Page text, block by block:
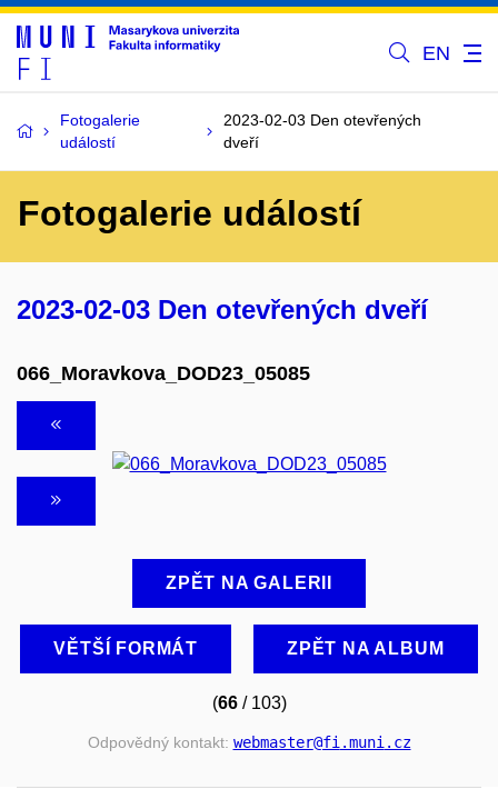
EN
Fotogalerie
událostí
2023-02-03 Den otevřených
dveří
Fotogalerie událostí
2023-02-03 Den otevřených dveří
066_Moravkova_DOD23_05085
ZPĚT NA GALERII
VĚTŠÍ FORMÁT ZPĚT NA ALBUM
(66/ 103)
Odpovědný kontakt: webmaster@fi.muni.cz